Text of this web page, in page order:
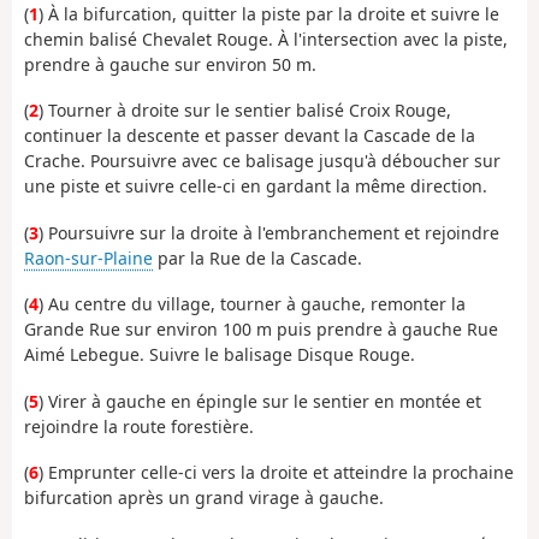
(1) À la bifurcation, quitter la piste par la droite et suivre le
chemin balisé Chevalet Rouge. À l'intersection avec la piste,
prendre à gauche sur environ 50 m.
(2) Tourner à droite sur le sentier balisé Croix Rouge,
continuer la descente et passer devant la Cascade de la
Crache. Poursuivre avec ce balisage jusqu'à déboucher sur
une piste et suivre celle-ci en gardant la même direction.
(3) Poursuivre sur la droite à l'embranchement et rejoindre
Raon-sur-Plaine par la Rue de la Cascade.
(4) Au centre du village, tourner à gauche, remonter la
Grande Rue sur environ 100 m puis prendre à gauche Rue
Aimé Lebegue. Suivre le balisage Disque Rouge.
(5) Virer à gauche en épingle sur le sentier en montée et
rejoindre la route forestière.
(6) Emprunter celle-ci vers la droite et atteindre la prochaine
bifurcation après un grand virage à gauche.